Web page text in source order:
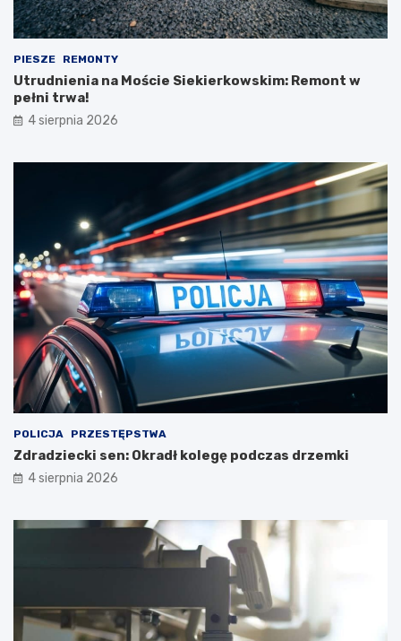
PIESZE REMONTY
Utrudnienia na Moście Siekierkowskim: Remont w
pełni trwa!
4 sierpnia 2026
POLICJA PRZESTĘPSTWA
Zdradziecki sen: Okradł kolegę podczas drzemki
4 sierpnia 2026